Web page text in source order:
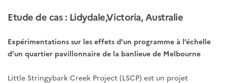
Etude de cas : Lidydale,Victoria, Australie
Expérimentations sur les effets d’un programme à l’échelle
d’un quartier pavillonnaire de la banlieue de Melbourne
Little Stringybark Creek Project (LSCP) est un projet